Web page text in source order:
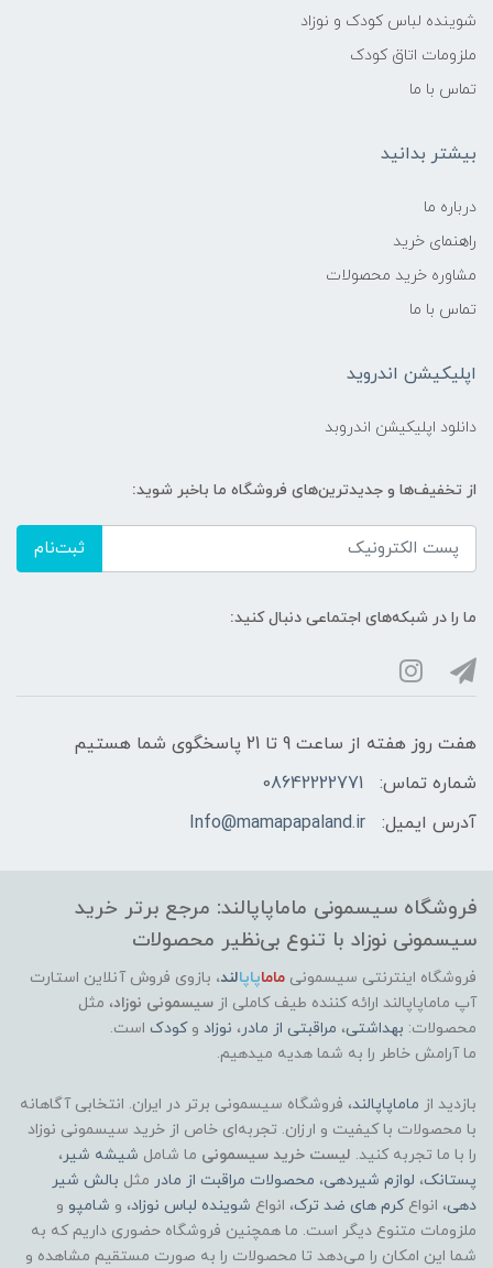
سایر توضیحات
دارای 5 تکه مختلف
شوینده لباس کودک و نوزاد
ملزومات اتاق کودک
تماس با ما
بیشتر بدانید
درباره ما
راهنمای خرید
مشاوره خرید محصولات
تماس با ما
اپلیکیشن اندروید
دانلود اپلیکیشن اندروبد
از تخفیف‌ها و جدیدترین‌های فروشگاه ما باخبر شوید:
ثبت‌نام
ما را در شبکه‌های اجتماعی دنبال کنید:
هفت روز هفته از ساعت 9 تا 21 پاسخگوی شما هستیم
شماره تماس:
08642222771
آدرس ایمیل:
Info@mamapapaland.ir
فروشگاه سیسمونی ماماپاپالند: مرجع برتر خرید
سیسمونی نوزاد با تنوع بی‌نظیر محصولات
فروشگاه اینترنتی سیسمونی ماماپاپالند، بازوی فروش آنلاین استارت
آپ ماماپاپالند ارائه کننده طیف کاملی از سیسمونی نوزاد، مثل
محصولات: بهداشتی، مراقبتی از مادر، نوزاد وکودک است.
ما آرامش خاطر را به شما هدیه میدهیم.
بازدید از ماماپاپالند، فروشگاه سیسمونی برتر در ایران. انتخابی آگاهانه
با محصولات با کیفیت و ارزان. تجربه‌ای خاص از خرید سیسمونی نوزاد
را با ما تجربه کنید. لیست خرید سیسمونی ما شامل شیشه شیر،
پستانک، لوازم شیردهی، محصولات مراقبت از مادر مثل بالش شیر
دهی، انواعکرم های ضد ترک، انواع شوینده لباس نوزاد، و شامپو و
ملزومات متنوع دیگر است. ما همچنین فروشگاه حضوری داریم که به
شما این امکان را می‌دهد تا محصولات را به صورت مستقیم مشاهده و